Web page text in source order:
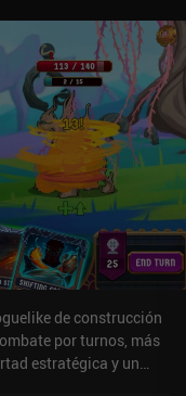
suban de
embargo, nuestro
materiales útiles,
que recogemos
estaciones de
de fabricación.A
argumental principal
obligados a
de la historia en el
la rejugabilidad,
la nueva partida con
que proporcionan
significativamente al
juego premium de 2,99
aleatorio, que
en circunstancias
de construcción
por turnos, más
estratégica y un